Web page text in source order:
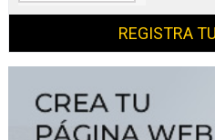
REGISTRA